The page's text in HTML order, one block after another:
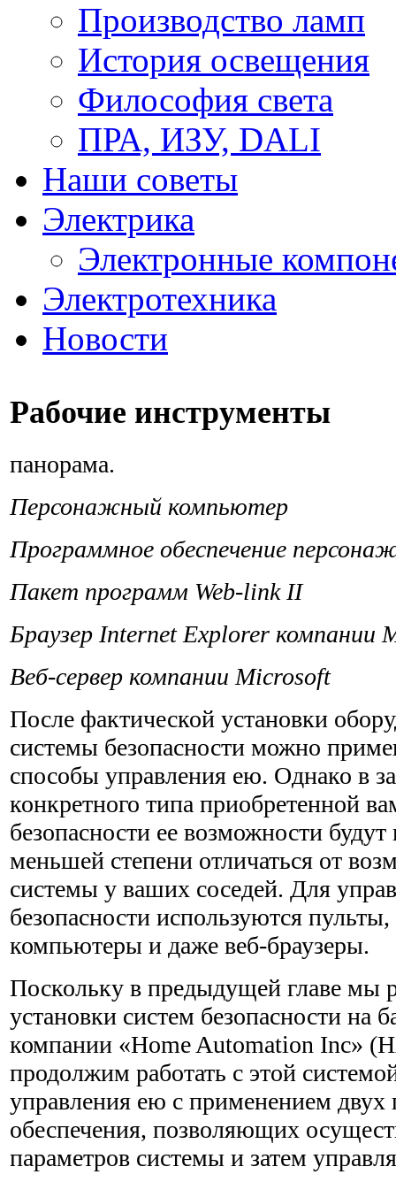
Производство ламп
История освещения
Философия света
ПРА, ИЗУ, DALI
Наши советы
Электрика
Электронные
Электротехника
Новости
Рабочие инструменты
панорама.
Персонажный компьютер
Программное обеспечение
Пакет программ Web-link II
Браузер Internet Explorer компании
Веб-сервер компании Microsoft
После фактической установки
системы безопасности можно
способы управления ею. Однако в
конкретного типа приобретенной
безопасности ее возможности
меньшей степени отличаться от
системы у ваших соседей. Для
безопасности используются
компьютеры и даже веб-браузеры.
Поскольку в предыдущей главе мы
установки систем безо­пасности на
компании «Home Automation Inc»
продолжим работать с этой
управления ею с применением двух
обеспечения, позволяющих
параметров системы и затем